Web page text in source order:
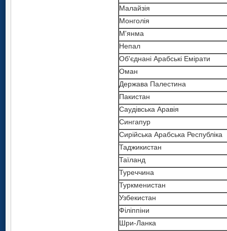
Малайзія
Монголія
М'янма
Непал
Об'єднані Арабські Емірати
Оман
Держава Палестина
Пакистан
Саудівська Аравія
Сингапур
Сирійська Арабська Республіка
Таджикистан
Таїланд
Туреччина
Туркменистан
Узбекистан
Філіппіни
Шри-Ланка